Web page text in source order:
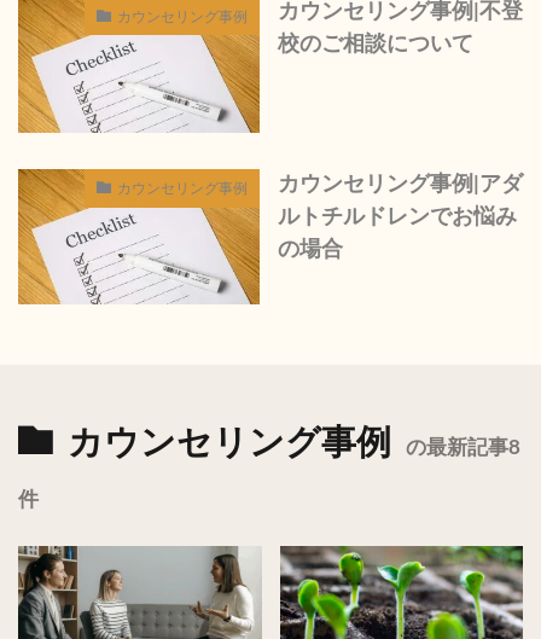
カウンセリング事例
カウンセリング事例|不登
校のご相談について
カウンセリング事例
カウンセリング事例|アダ
ルトチルドレンでお悩み
の場合
カウンセリング事例 の最新記事8
件